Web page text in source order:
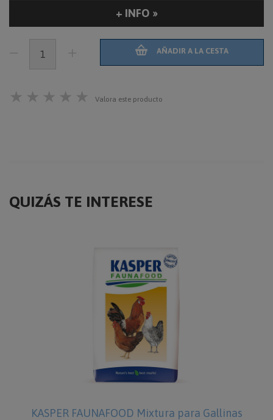
+ INFO »
AÑADIR A LA CESTA
★ ★ ★ ★ ★ Valora este producto
QUIZÁS TE INTERESE
KASPER FAUNAFOOD Mixtura para Gallinas